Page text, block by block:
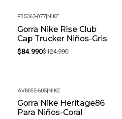
-32%
FB5363-077|NIKE
Gorra Nike Rise Club
Cap Trucker Niños-Gris
$84.990$124.990
-43%
AV8055-605|NIKE
Gorra Nike Heritage86
Para Niños-Coral